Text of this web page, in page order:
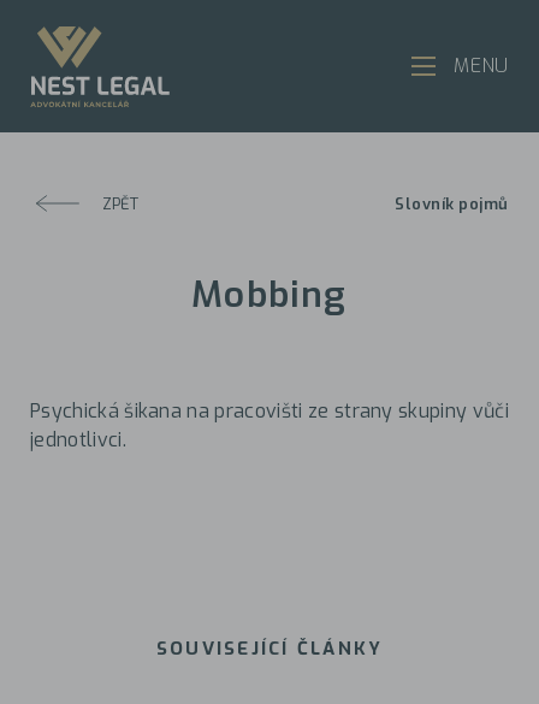
ZPĚT Slovník pojmů
Mobbing
Psychická šikana na pracovišti ze strany skupiny vůči
jednotlivci.
SOUVISEJÍCÍ ČLÁNKY
MENU